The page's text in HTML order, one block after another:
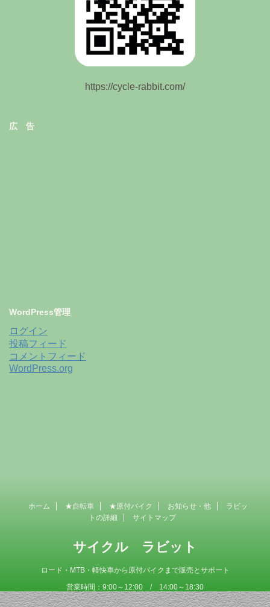
https://cycle-rabbit.com/
広 告
WordPress管理
ログイン
投稿フィード
コメントフィード
WordPress.org
ホーム ★自転車 ★原付バイク お知らせ・他
ラビッ
トの詳細
サイトマップ
サイクル ラビット
ロード・MTB・軽快車から原付バイクまで販売とサポート
営業時間：9:00～12:00 / 14:00～18:30
定 休 日 ：毎週木曜日